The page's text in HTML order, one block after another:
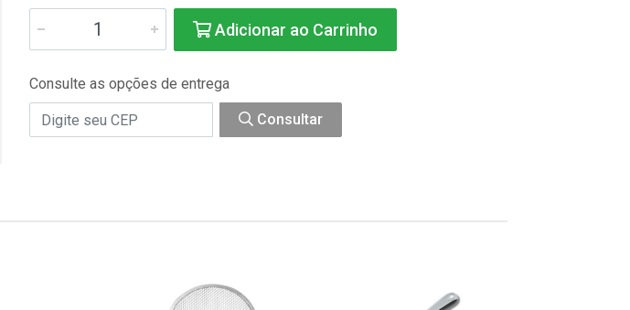
Adicionar ao Carrinho
Consulte as opções de entrega
Consultar